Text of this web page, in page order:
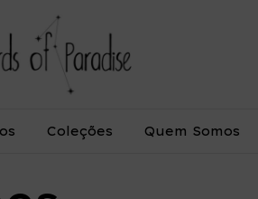
Coleções Quem Somos